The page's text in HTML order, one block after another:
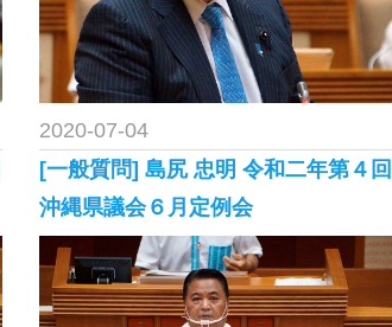
2020-07-04
[一般質問] 島尻 忠明 令和二年第４回
沖縄県議会６月定例会